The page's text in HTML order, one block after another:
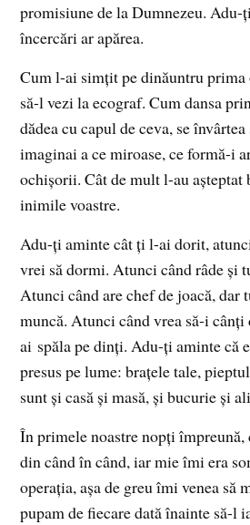
promisiune de la Dumnezeu. Adu-
încercări ar apărea.
Cum l-ai simţit pe dinăuntru prima
să-l vezi la ecograf. Cum dansa
dădea cu capul de ceva, se
imaginai a ce miroase, ce formă-i
ochişorii. Cât de mult l-au aşteptat
inimile voastre.
Adu-ţi aminte cât ţi l-ai dorit,
vrei să dormi. Atunci când râde şi
Atunci când are chef de joacă, dar
muncă. Atunci când vrea să-i cânţi
ai spăla pe dinţi. Adu-ţi aminte că
presus pe lume: braţele tale,
sunt şi casă şi masă, şi bucurie şi
În primele noastre nopţi împreună,
din când în când, iar mie îmi era
operaţia, aşa de greu îmi venea să
pupam de fiecare dată înainte să-l